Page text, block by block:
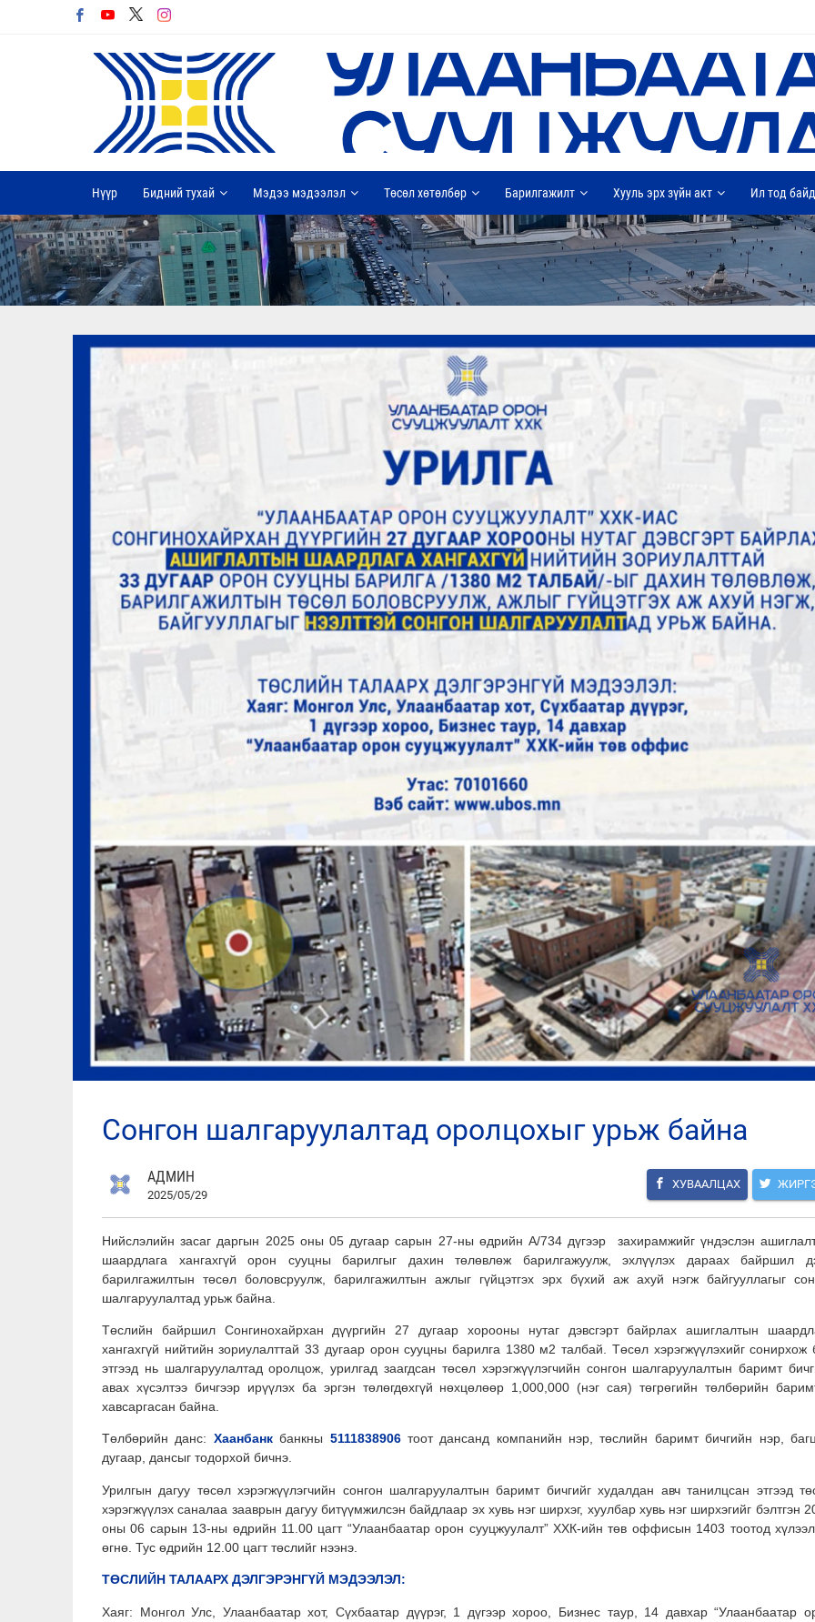
Нүүр Бидний тухай Мэдээ мэдээлэл Төсөл хөтөлбөр Барилгажилт Хууль эрх зүйн акт Ил тод
сонгон шалгаруулалтад оролцохыг урьж байна
АДМИН
2025/05/29
ХУВААЛЦАХ
Нийслэлийн засаг даргын 2025 оны 05 дугаар сарын 27-ны өдрийн А/734 дүгээр захирамжийг үндэслэн
шаардлага хангахгүй орон сууцны барилгыг дахин төлөвлөж барилгажуулж, эхлүүлэх дараах байршил
барилгажилтын төсөл боловсруулж, барилгажилтын ажлыг гүйцэтгэх эрх бүхий аж ахуй нэгж байгууллагыг
шалгаруулалтад урьж байна.
Төслийн байршил Сонгинохайрхан дүүргийн 27 дугаар хорооны нутаг дэвсгэрт байрлах ашиглалтын
хангахгүй нийтийн зориулалттай 33 дугаар орон сууцны барилга 1380 м2 талбай. Төсөл хэрэгжүүлэхийг сонирхож
этгээд нь шалгаруулалтад оролцож, урилгад заагдсан төсөл хэрэгжүүлэгчийн сонгон шалгаруулалтын баримт
авах хүсэлтээ бичгээр ирүүлэх ба эргэн төлөгдөхгүй нөхцөлөөр 1,000,000 (нэг сая) төгрөгийн төлбөрийн
хавсаргасан байна.
Төлбөрийн данс: Хаанбанкбанкны 5111838906тоот дансанд компанийн нэр, төслийн баримт бичгийн нэр,
дугаар, дансыг тодорхой бичнэ.
Урилгын дагуу төсөл хэрэгжүүлэгчийн сонгон шалгаруулалтын баримт бичгийг худалдан авч танилцсан этгээд
хэрэгжүүлэх саналаа зааврын дагуу битүүмжилсэн байдлаар эх хувь нэг ширхэг, хуулбар хувь нэг ширхэгийг бэлтгэн
оны 06 сарын 13-ны өдрийн 11.00 цагт “Улаанбаатар орон сууцжуулалт” ХХК-ийн төв оффисын 1403 тоотод
өгнө. Тус өдрийн 12.00 цагт төслийг нээнэ.
ТӨСЛИЙН ТАЛААРХ ДЭЛГЭРЭНГҮЙ МЭДЭЭЛЭЛ:
Хаяг: Монгол Улс, Улаанбаатар хот, Сүхбаатар дүүрэг, 1 дүгээр хороо, Бизнес таур, 14 давхар “Улаанбаатар